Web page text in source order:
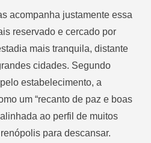
acompanha justamente essa
reservado e cercado por
mais tranquila, distante
cidades. Segundo
estabelecimento, a
um “recanto de paz e boas
ao perfil de muitos
para descansar.